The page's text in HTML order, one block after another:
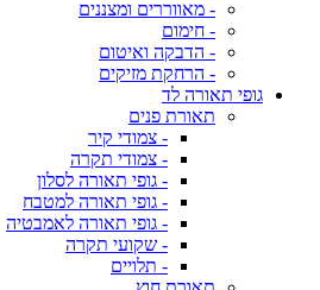
- מאווררים ומצננים
- חימום
- הדבקה ואיטום
- הרחקת מזיקים
גופי תאורה לד
תאורת פנים
- צמודי קיר
- צמודי תקרה
- גופי תאורה לסלון
- גופי תאורה למטבח
- גופי תאורה לאמבטיה
- שקועי תקרה
- תלויים